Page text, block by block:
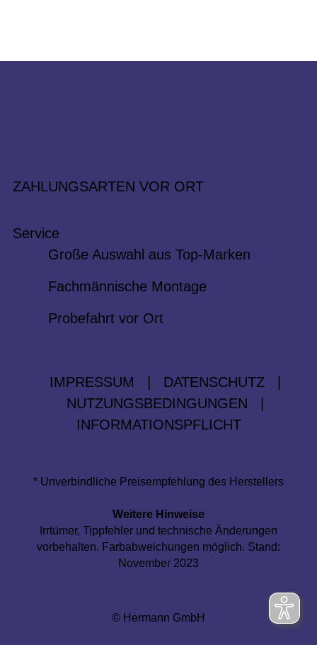
ZAHLUNGSARTEN VOR ORT
Service
Große Auswahl aus Top-Marken
Fachmännische Montage
Probefahrt vor Ort
IMPRESSUM DATENSCHUTZ
NUTZUNGSBEDINGUNGEN
INFORMATIONSPFLICHT
* Unverbindliche Preisempfehlung des Herstellers
Weitere Hinweise
Irrtümer, Tippfehler und technische Änderungen
vorbehalten. Farbabweichungen möglich. Stand:
November 2023
© Hermann GmbH